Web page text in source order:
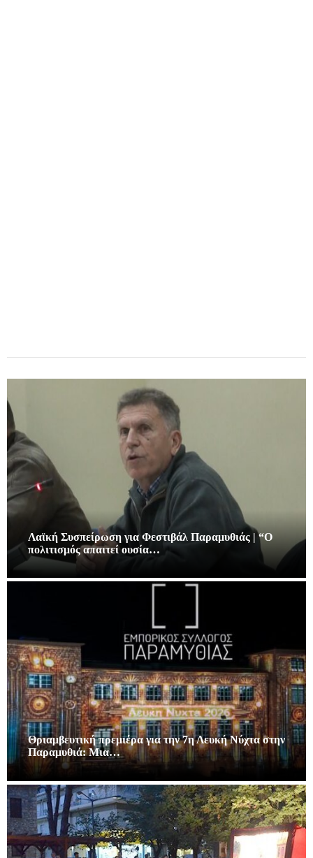
Λαϊκή Συσπείρωση για Φεστιβάλ Παραμυθιάς | “Ο
πολιτισμός απαιτεί ουσία…
Θριαμβευτική πρεμιέρα για την 7η Λευκή Νύχτα στην
Παραμυθιά: Μια…